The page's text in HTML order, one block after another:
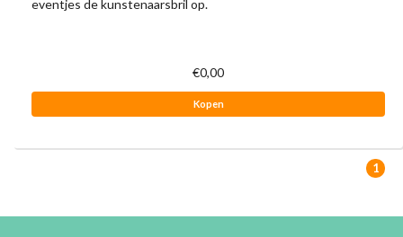
eventjes de kunstenaarsbril op.
€0,00
Kopen
1